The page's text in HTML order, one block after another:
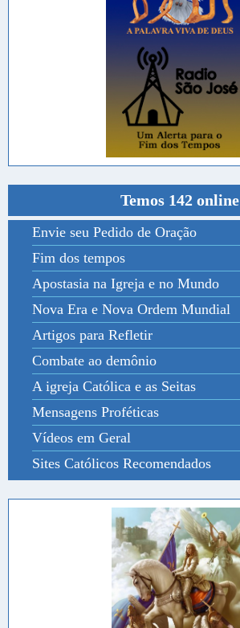
Temos 142 online
Envie seu Pedido de Oração
Fim dos tempos
Apostasia na Igreja e no Mundo
Nova Era e Nova Ordem Mundial
Artigos para Refletir
Combate ao demônio
A igreja Católica e as Seitas
Mensagens Proféticas
Vídeos em Geral
Sites Católicos Recomendados